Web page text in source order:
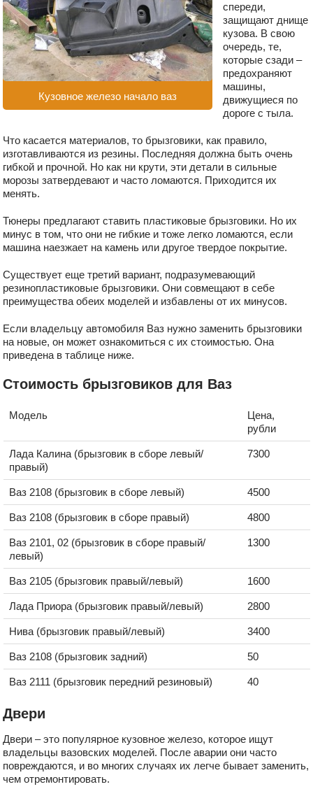
Кузовное железо начало ваз
спереди,
защищают днище
кузова. В свою
очередь, те,
которые сзади –
предохраняют
машины,
движущиеся по
дороге с тыла.
Что касается материалов, то брызговики, как правило,
изготавливаются из резины. Последняя должна быть очень
гибкой и прочной. Но как ни крути, эти детали в сильные
морозы затвердевают и часто ломаются. Приходится их
менять.
Тюнеры предлагают ставить пластиковые брызговики. Но их
минус в том, что они не гибкие и тоже легко ломаются, если
машина наезжает на камень или другое твердое покрытие.
Существует еще третий вариант, подразумевающий
резинопластиковые брызговики. Они совмещают в себе
преимущества обеих моделей и избавлены от их минусов.
Если владельцу автомобиля Ваз нужно заменить брызговики
на новые, он может ознакомиться с их стоимостью. Она
приведена в таблице ниже.
Стоимость брызговиков для Ваз
Модель
Цена,
рубли
Лада Калина (брызговик в сборе левый/
правый)
7300
Ваз 2108 (брызговик в сборе левый) 4500
Ваз 2108 (брызговик в сборе правый) 4800
Ваз 2101, 02 (брызговик в сборе правый/
левый)
1300
Ваз 2105 (брызговик правый/левый) 1600
Лада Приора (брызговик правый/левый) 2800
Нива (брызговик правый/левый) 3400
Ваз 2108 (брызговик задний) 50
Ваз 2111 (брызговик передний резиновый) 40
Двери
Двери – это популярное кузовное железо, которое ищут
владельцы вазовских моделей. После аварии они часто
повреждаются, и во многих случаях их легче бывает заменить,
чем отремонтировать.